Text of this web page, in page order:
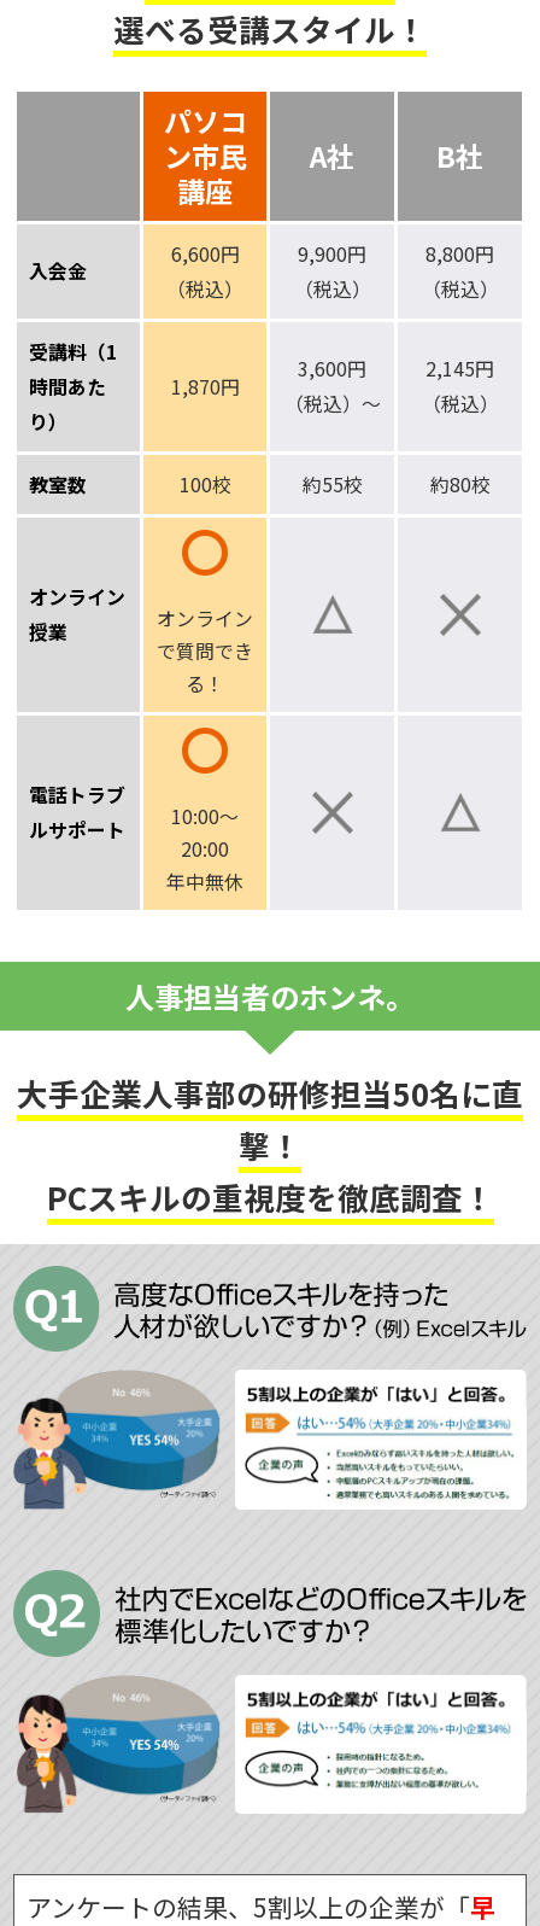
選べる受講スタイル！
パソコ
ン市民
講座
A社 B社
入会金
6,600円
（税込）
9,900円
（税込）
8,800円
（税込）
受講料（1
時間あた
り）
1,870円
3,600円
（税込）～
2,145円
（税込）
教室数 100校 約55校 約80校
オンライン
授業
オンライン
で質問でき
る！
電話トラブ
ルサポート
10:00～
20:00
年中無休
人事担当者のホンネ。
大手企業人事部の研修担当50名に直
撃！
PCスキルの重視度を徹底調査！
アンケートの結果、5割以上の企業が「早